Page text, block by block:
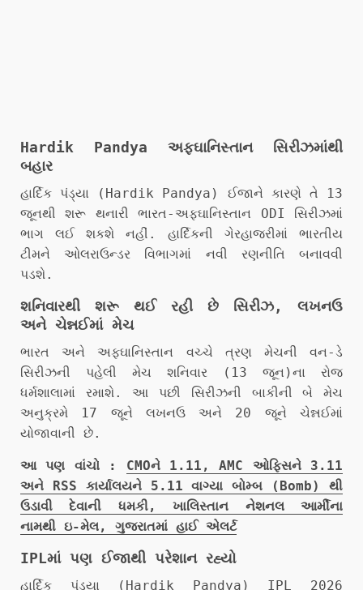
Hardik Pandya અફઘાનિસ્તાન સિરીઝમાંથી
બહાર
હાર્દિક પંડ્યા (Hardik Pandya) ઈજાને કારણે તે 13
જૂનથી શરૂ થનારી ભારત-અફઘાનિસ્તાન ODI સિરીઝમાં
ભાગ લઈ શકશે નહીં. હાર્દિકની ગેરહાજરીમાં ભારતીય
ટીમને ઓલરાઉન્ડર વિભાગમાં નવી રણનીતિ બનાવવી
પડશે.
શનિવારથી શરૂ થઈ રહી છે સિરીઝ, લખનઉ
અને ચેન્નઈમાં મેચ
ભારત અને અફઘાનિસ્તાન વચ્ચે ત્રણ મેચની વન-ડે
સિરીઝની પહેલી મેચ શનિવાર (13 જૂન)ના રોજ
ધર્મશાલામાં રમાશે. આ પછી સિરીઝની બાકીની બે મેચ
અનુક્રમે 17 જૂને લખનઉ અને 20 જૂને ચેન્નઈમાં
યોજાવાની છે.
આ પણ વાંચો : CMOને 1.11, AMC ઓફિસને 3.11
અને RSS કાર્યાલયને 5.11 વાગ્યા બોમ્બ (Bomb) થી
ઉડાવી દેવાની ધમકી, ખાલિસ્તાન નેશનલ આર્મીના
નામથી ઇ-મેલ, ગુજરાતમાં હાઈ એલર્ટ
IPLમાં પણ ઈજાથી પરેશાન રહ્યો
હાર્દિક પંડ્યા (Hardik Pandya) IPL 2026